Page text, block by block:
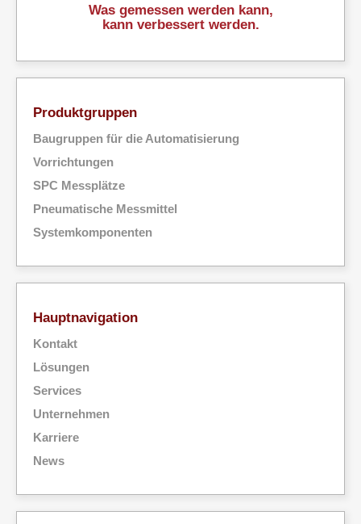
Was gemessen werden kann,
kann verbessert werden.
Produktgruppen
Baugruppen für die Automatisierung
Vorrichtungen
SPC Messplätze
Pneumatische Messmittel
Systemkomponenten
Hauptnavigation
Kontakt
Lösungen
Services
Unternehmen
Karriere
News